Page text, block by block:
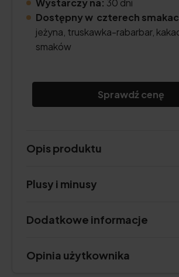
Dostępny w czterech
jeżyna, truskawka-rabarbar,
smaków
Sprawdź cenę
Opis produktu
Plusy i minusy
Dodatkowe informacje
Opinia użytkownika